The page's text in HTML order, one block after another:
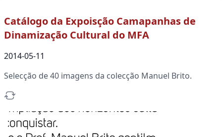
Catálogo da Expoisção Camapanhas de
Dinamização Cultural do MFA
2014-05-11
Selecção de 40 imagens da colecção Manuel Brito.